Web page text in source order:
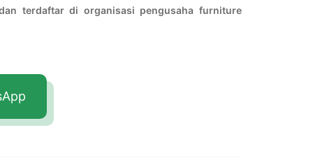
terdaftar di organisasi pengusaha furniture